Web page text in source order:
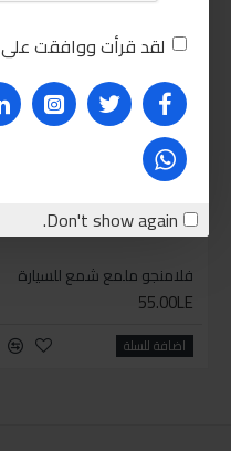
لقد قرأت ووافقت على
Don't show again.
للاسف غير متوفر حاليا
فلامنجو ملمع شمع للسيارة
55.00LE
اضافة للسلة